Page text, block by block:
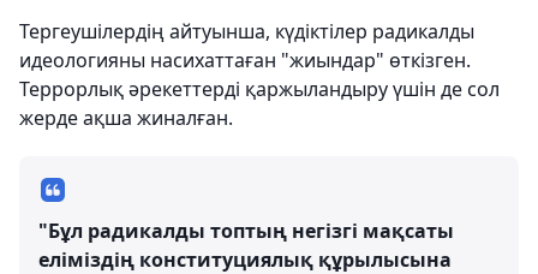
Тергеушілердің айтуынша, күдіктілер радикалды
идеологияны насихаттаған "жиындар" өткізген.
Террорлық әрекеттерді қаржыландыру үшін де сол
жерде ақша жиналған.
"Бұл радикалды топтың негізгі мақсаты
еліміздің конституциялық құрылысына